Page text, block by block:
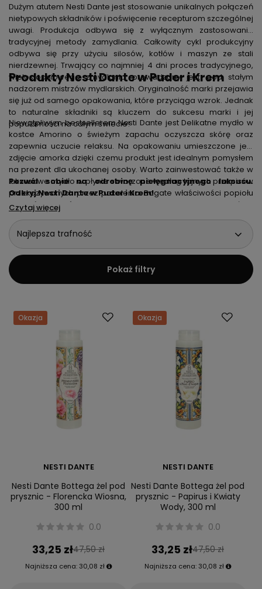
Dużym atutem Nesti Dante jest stosowanie unikalnych połączeń
nietypowych składników i poświęcenie recepturom szczególnej
uwagi. Produkcja odbywa się z wyłącznym zastosowanie
tradycyjnej metody zamydlania. Całkowity cykl produkcyjny
odbywa się przy użyciu silosów, kotłów i maszyn ze stali
nierdzewnej. Trwający co najmniej 4 dni proces tradycyjnego,
wielostopniowego zmydlania prowadzony jest pod stałym
nadzorem mistrzów mydlarskich. Oryginalność marki przejawia
się już od samego opakowania, które przyciąga wzrok. Jednak
to naturalne składniki są kluczem do sukcesu marki i jej
popularności na całym świecie!
Produkty Nesti Dante w Puder i Krem
Niewątpliwym bestsellerem Nesti Dante jest Delikatne mydło w
kostce Amorino o świeżym zapachu oczyszcza skórę oraz
zapewnia uczucie relaksu. Na opakowaniu umieszczone jest
zdjęcie amorka dzięki czemu produkt jest idealnym pomysłem
na prezent dla ukochanej osoby. Warto zainwestować także w
luksusowe mydło w płyniestworzone według tajnych przepisów
przekazywanych przez pokolenia. Bogate właściwości popiołu
afrykańskich roślin i kory, takich jak babki lancetowate, płatki
poprawiając krążenie i pobudzając odnowę komórkową, nie
będąc jednocześnie tak agresywnym jak peeling. Masło Shea
pomaga nawilżyć skórę. Radosna nuta paczuli i pikantnego
różowego pieprzu w połączeniu ze zmysłowym hiacyntem i
świeżym jaśminem ujawnia niespodziewanie bogaty zapach.
Pozwól sobie na odrobinę pielęgnacyjnego luksusu.
Odkryj Nesti Dante w Puder i Krem!
Czytaj więcej
Najlepsza trafność
Pokaż filtry
Okazja
NESTI DANTE
Nesti Dante Bottega żel pod
prysznic - Florencka Wiosna,
300 ml
0.0
33,25 zł47,50 zł
Najniższa cena: 30,08 zł
Okazja
NESTI DANTE
Nesti Dante Bottega żel pod
prysznic - Papirus i Kwiaty
Wody, 300 ml
0.0
33,25 zł47,50 zł
Najniższa cena: 30,08 zł